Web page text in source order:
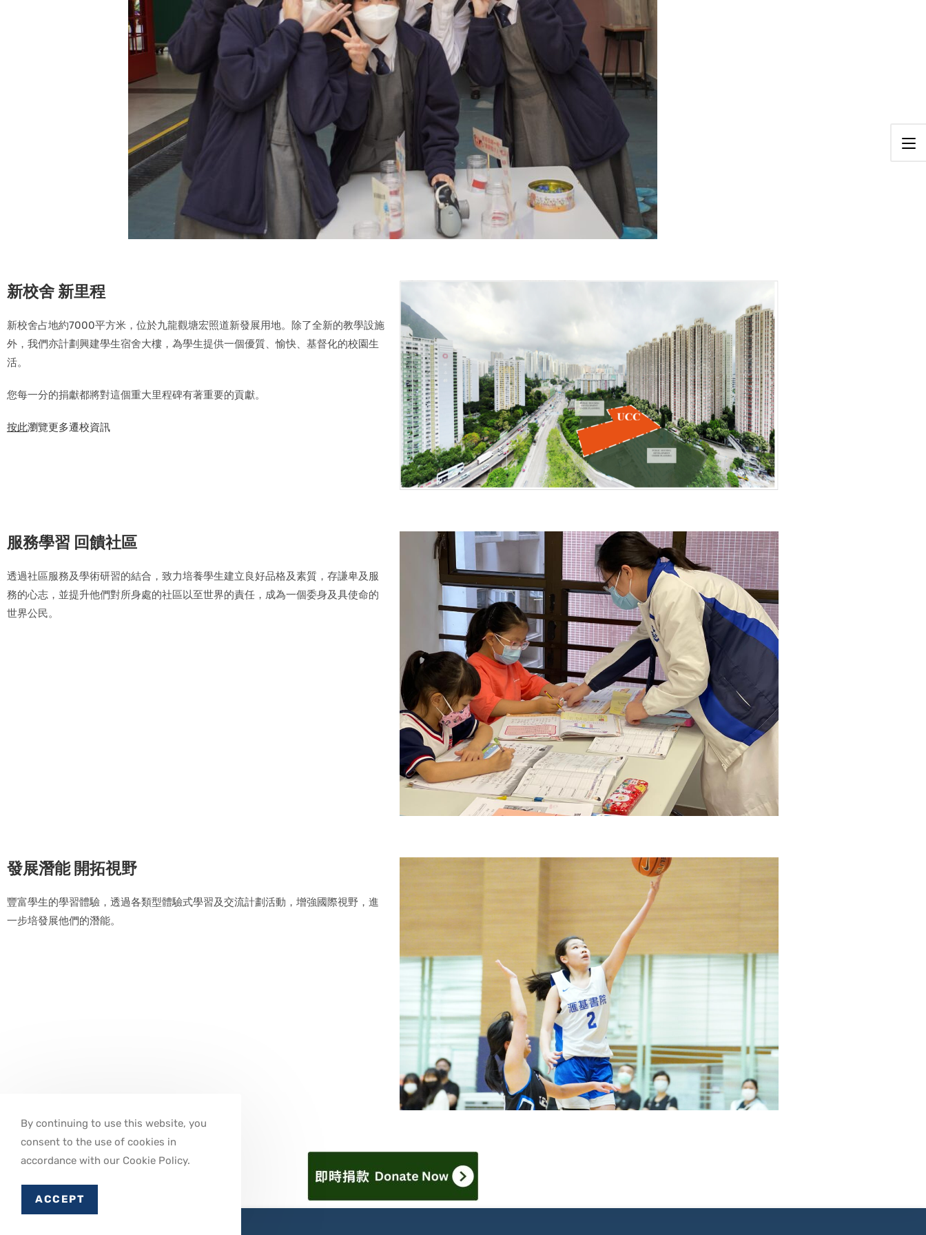
新校舍 新里程
新校舍占地約7000平方米，位於九龍觀塘宏照道新發展用地。除了全新的教學設施
外，我們亦計劃興建學生宿舍大樓，為學生提供一個優質、愉快、基督化的校園生
活。
您每一分的捐獻都將對這個重大里程碑有著重要的貢獻。
按此瀏覽更多遷校資訊
服務學習 回饋社區
透過社區服務及學術研習的結合，致力培養學生建立良好品格及素質，存謙卑及服
務的心志，並提升他們對所身處的社區以至世界的責任，成為一個委身及具使命的
世界公民。
發展潛能 開拓視野
豐富學生的學習體驗，透過各類型體驗式學習及交流計劃活動，增強國際視野，進
一步培發展他們的潛能。
By continuing to use this website, you
consent to the use of cookies in
accordance with our Cookie Policy.
ACCEPT